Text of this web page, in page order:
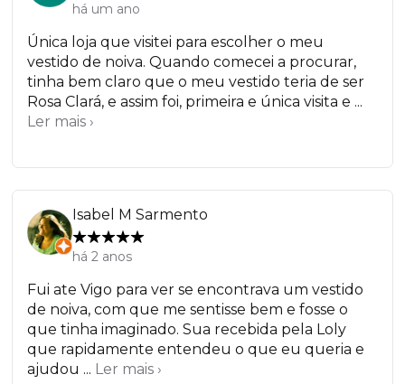
há um ano
Única loja que visitei para escolher o meu
vestido de noiva. Quando comecei a procurar,
tinha bem claro que o meu vestido teria de ser
Rosa Clará, e assim foi, primeira e única visita e ...
Ler mais ›
Isabel M Sarmento
há 2 anos
Fui ate Vigo para ver se encontrava um vestido
de noiva, com que me sentisse bem e fosse o
que tinha imaginado. Sua recebida pela Loly
que rapidamente entendeu o que eu queria e
ajudou ... Ler mais ›